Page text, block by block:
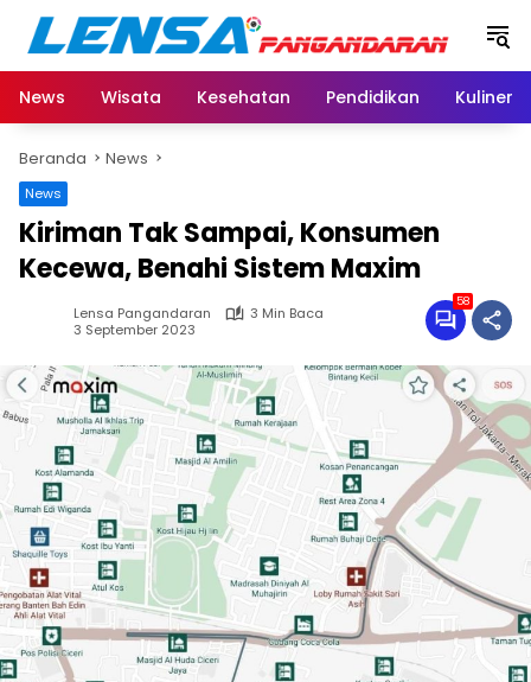
Langsung
konten
News
Wisata Kesehatan Pendidikan Kuliner
Beranda News
News
Kiriman Tak Sampai, Konsumen
Kecewa, Benahi Sistem Maxim
Lensa Pangandaran
3 Min Baca
3 September 2023
58